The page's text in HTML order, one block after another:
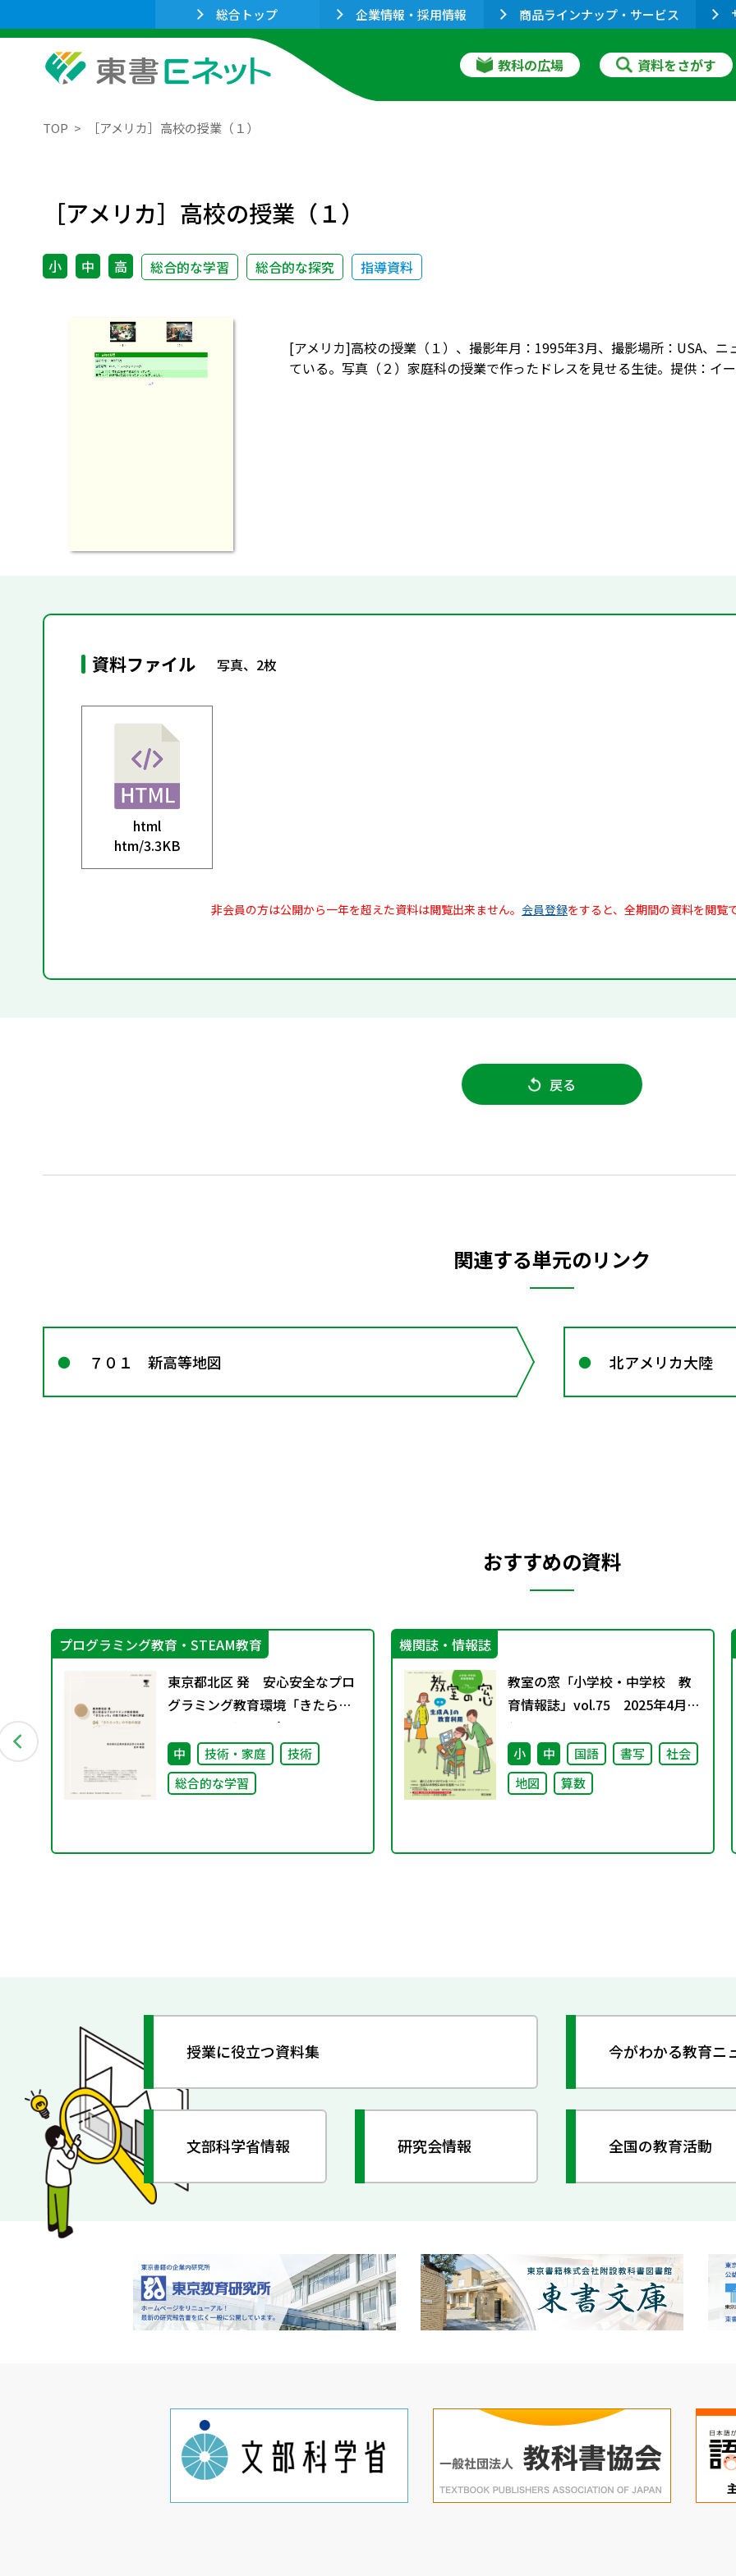
総合トップ 企業情報・採用情報 商品ラインナップ・サービス
教科の広場 資料をさがす
TOP ［アメリカ］高校の授業（１）
［アメリカ］高校の授業（１）
小 中 高 総合的な学習 総合的な探究 指導資料
[アメリカ]高校の授業（１）、撮影年月：1995年3月、撮影場所：USA、
ている。写真（２）家庭科の授業で作ったドレスを見せる生徒。提供：イ
資料ファイル 写真、2枚
html
htm/3.3KB
非会員の方は公開から一年を超えた資料は閲覧出来ません。 会員登録をすると、全期間の資料を閲覧
戻る
関連する単元のリンク
７０１ 新高等地図 北アメリカ大陸
おすすめの資料
プログラミング教育・STEAM教育
東京都北区 発 安心安全なプロ
グラミング教育環境「きたらっ
ち」の取り組みと今後の展
望 04 「きたらっち」の今
後の展望
中 技術・家庭
技術
総合的な学習
機関誌・情報誌
教室の窓「小学校・中学校 教
育情報誌」vol.75 2025年4月発
行
小 中 国語 書写
社会
地図
算数
授業に役立つ資料集 今がわかる教育ニ
文部科学省情報 研究会情報 全国の教育活動